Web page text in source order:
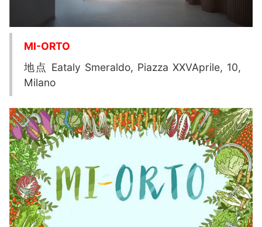
MI-ORTO
地点 Eataly Smeraldo, Piazza XXVAprile, 10,
Milano